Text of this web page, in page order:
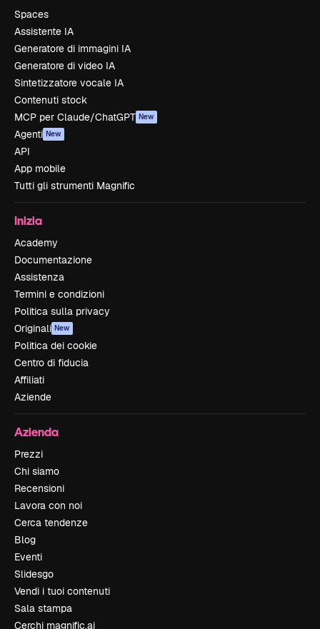
Spaces
Assistente IA
Generatore di immagini IA
Generatore di video IA
Sintetizzatore vocale IA
Contenuti stock
MCP per Claude/ChatGPT New
Agenti New
API
App mobile
Tutti gli strumenti Magnific
Inizia
Academy
Documentazione
Assistenza
Termini e condizioni
Politica sulla privacy
Originali New
Politica dei cookie
Centro di fiducia
Affiliati
Aziende
Azienda
Prezzi
Chi siamo
Recensioni
Lavora con noi
Cerca tendenze
Blog
Eventi
Slidesgo
Vendi i tuoi contenuti
Sala stampa
Cerchi magnific.ai